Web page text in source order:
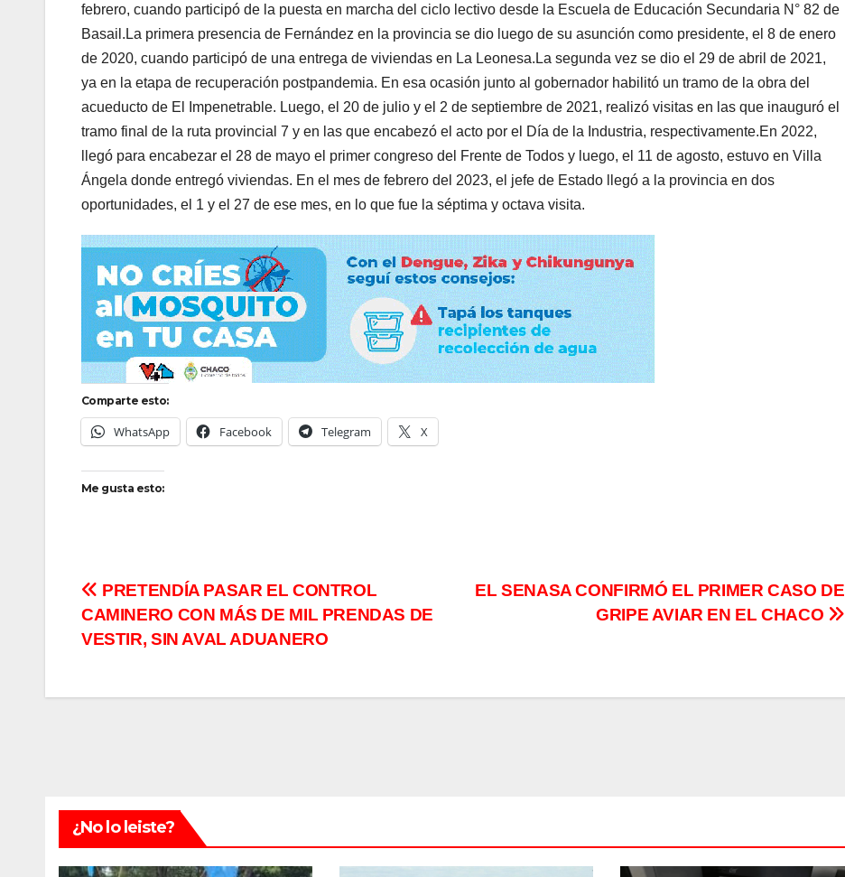
febrero, cuando participó de la puesta en marcha del ciclo lectivo desde la Escuela de Educación Secundaria N° 82 de
Basail.La primera presencia de Fernández en la provincia se dio luego de su asunción como presidente, el 8 de enero
de 2020, cuando participó de una entrega de viviendas en La Leonesa.La segunda vez se dio el 29 de abril de 2021,
ya en la etapa de recuperación postpandemia. En esa ocasión junto al gobernador habilitó un tramo de la obra del
acueducto de El Impenetrable. Luego, el 20 de julio y el 2 de septiembre de 2021, realizó visitas en las que inauguró el
tramo final de la ruta provincial 7 y en las que encabezó el acto por el Día de la Industria, respectivamente.En 2022,
llegó para encabezar el 28 de mayo el primer congreso del Frente de Todos y luego, el 11 de agosto, estuvo en Villa
Ángela donde entregó viviendas. En el mes de febrero del 2023, el jefe de Estado llegó a la provincia en dos
oportunidades, el 1 y el 27 de ese mes, en lo que fue la séptima y octava visita.
Comparte esto:
WhatsApp Facebook Telegram X
Me gusta esto:
Navegación
de
EL SENASA CONFIRMÓ EL PRIMER CASO DE
GRIPE AVIAR EN EL CHACO
PRETENDÍA PASAR EL CONTROL
CAMINERO CON MÁS DE MIL PRENDAS DE
VESTIR, SIN AVAL ADUANERO
¿No lo leiste?